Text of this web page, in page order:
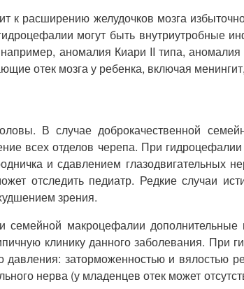
расширению желудочков мозга
могут быть внутриутробные
аномалия Киари II типа,
отек мозга у ребенка, включая
В случае доброкачественной
всех отделов черепа. При
и сдавлением глазодвигательных
отследить педиатр. Редкие случаи
зрения.
макроцефалии дополнительные
клинику данного заболевания. При
заторможенностью и вялостью
нерва (у младенцев отек может